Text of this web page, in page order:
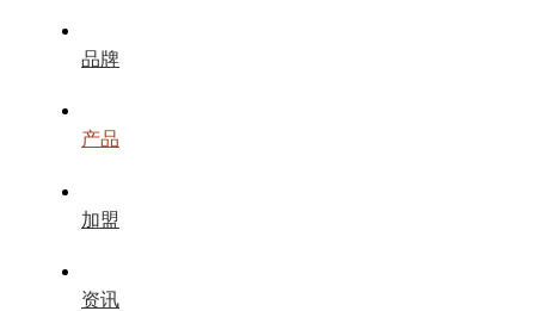
品牌
产品
加盟
资讯